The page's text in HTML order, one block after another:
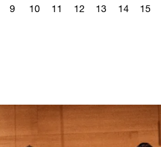
9
10
11
12
13
14
15